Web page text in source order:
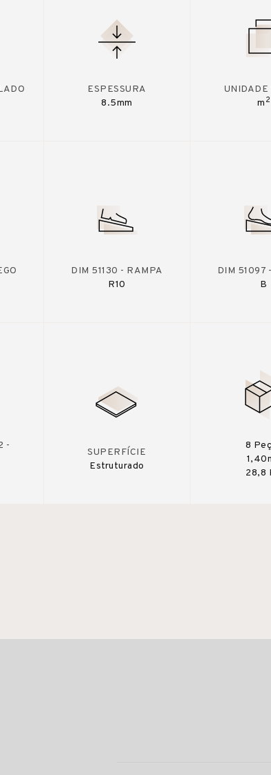
ESPESSURA
8.5mm
UNIDADE
m 2
DIM 51130 - RAMPA
R10
DIM 51097
B
-
SUPERFÍCIE
Estruturado
8
28,8